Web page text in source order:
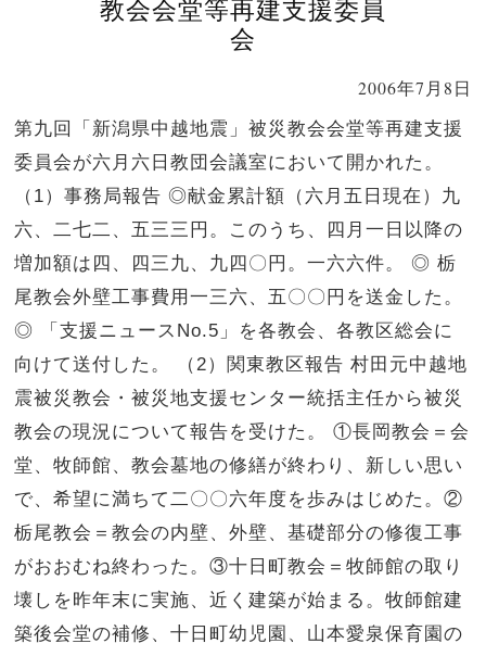
教会会堂等再建支援委員
会
2006年7月8日
第九回「新潟県中越地震」被災教会会堂等再建支援
委員会が六月六日教団会議室において開かれた。
（1）事務局報告 ◎献金累計額（六月五日現在）九
六、二七二、五三三円。このうち、四月一日以降の
増加額は四、四三九、九四〇円。一六六件。 ◎ 栃
尾教会外壁工事費用一三六、五〇〇円を送金した。
◎ 「支援ニュースNo.5」を各教会、各教区総会に
向けて送付した。 （2）関東教区報告 村田元中越地
震被災教会・被災地支援センター統括主任から被災
教会の現況について報告を受けた。 ①長岡教会＝会
堂、牧師館、教会墓地の修繕が終わり、新しい思い
で、希望に満ちて二〇〇六年度を歩みはじめた。②
栃尾教会＝教会の内壁、外壁、基礎部分の修復工事
がおおむね終わった。③十日町教会＝牧師館の取り
壊しを昨年末に実施、近く建築が始まる。牧師館建
築後会堂の補修、十日町幼児園、山本愛泉保育園の